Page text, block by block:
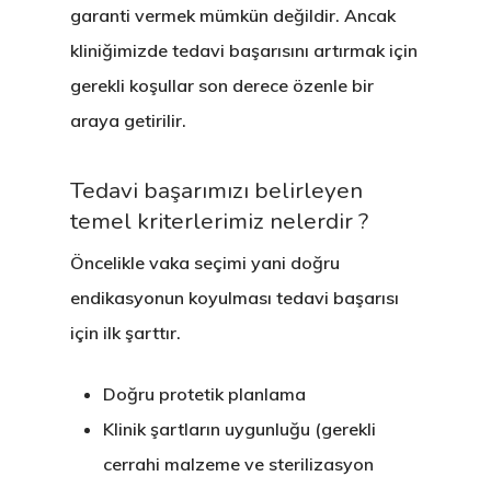
garanti vermek mümkün değildir. Ancak
kliniğimizde tedavi başarısını artırmak için
gerekli koşullar son derece özenle bir
araya getirilir.
Tedavi başarımızı belirleyen
temel kriterlerimiz nelerdir ?
Öncelikle vaka seçimi yani doğru
endikasyonun koyulması tedavi başarısı
için ilk şarttır.
Doğru protetik planlama
Klinik şartların uygunluğu (gerekli
cerrahi malzeme ve sterilizasyon